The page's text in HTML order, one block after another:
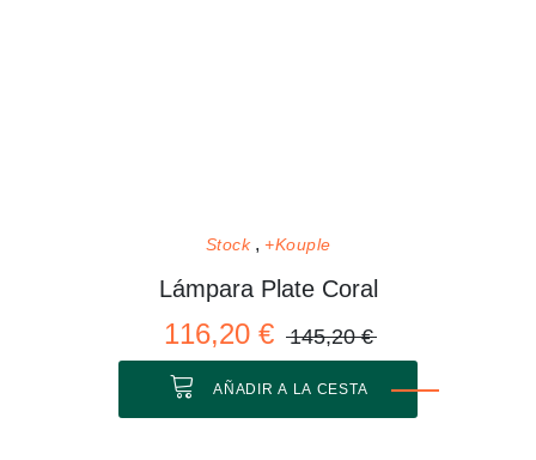
Stock +Kouple
Lámpara Plate Coral
116,20 € 145,20 €
AÑADIR A LA CESTA